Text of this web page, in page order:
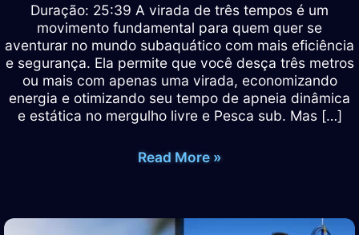
Duração: 25:39 A virada de três tempos é um
movimento fundamental para quem quer se
aventurar no mundo subaquático com mais eficiência
e segurança. Ela permite que você desça três metros
ou mais com apenas uma virada, economizando
energia e otimizando seu tempo de apneia dinâmica
e estática no mergulho livre e Pesca sub. Mas […]
COMO
Read More »